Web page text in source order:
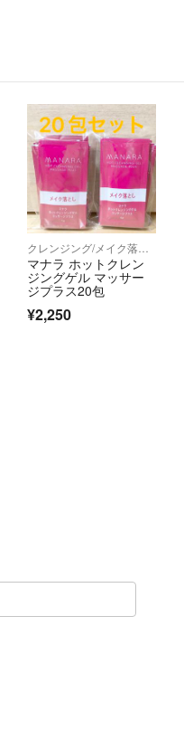
マナラ ホットクレン
ジングゲル マッサー
ジプラス20包
¥2,250